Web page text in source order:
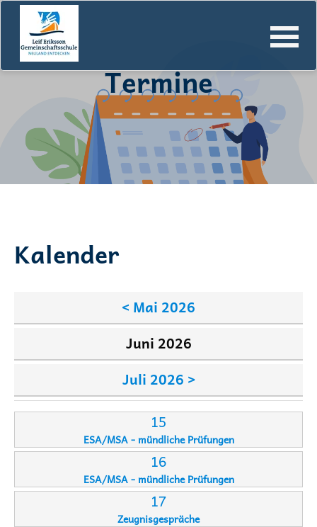
Navigation
Termine
Kalender
< Mai 2026
Juni 2026
Juli 2026 >
15
ESA/MSA - mündliche Prüfungen
16
ESA/MSA - mündliche Prüfungen
17
Zeugnisgespräche